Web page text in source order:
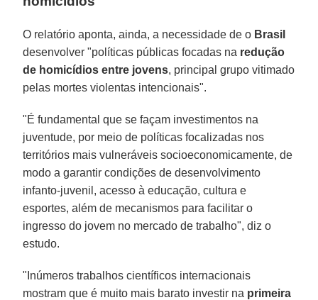
O relatório aponta, ainda, a necessidade de o Brasil
desenvolver "políticas públicas focadas na redução
de homicídios entre jovens, principal grupo vitimado
pelas mortes violentas intencionais".
"É fundamental que se façam investimentos na
juventude, por meio de políticas focalizadas nos
territórios mais vulneráveis socioeconomicamente, de
modo a garantir condições de desenvolvimento
infanto-juvenil, acesso à educação, cultura e
esportes, além de mecanismos para facilitar o
ingresso do jovem no mercado de trabalho", diz o
estudo.
"Inúmeros trabalhos científicos internacionais
mostram que é muito mais barato investir na primeira